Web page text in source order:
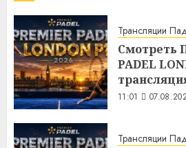
Трансляции
Смотреть
PADEL
11:01
Трансляции